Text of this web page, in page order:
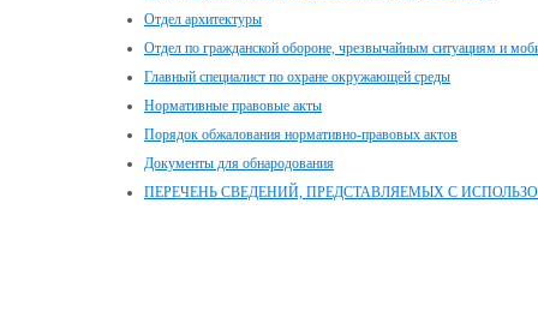
Отдел архитектуры
Отдел по гражданской обороне, чрезвычайным ситуациям и
Главный специалист по охране окружающей среды
Нормативные правовые акты
Порядок обжалования нормативно-правовых актов
Документы для обнародования
ПЕРЕЧЕНЬ СВЕДЕНИЙ, ПРЕДСТАВЛЯЕМЫХ С